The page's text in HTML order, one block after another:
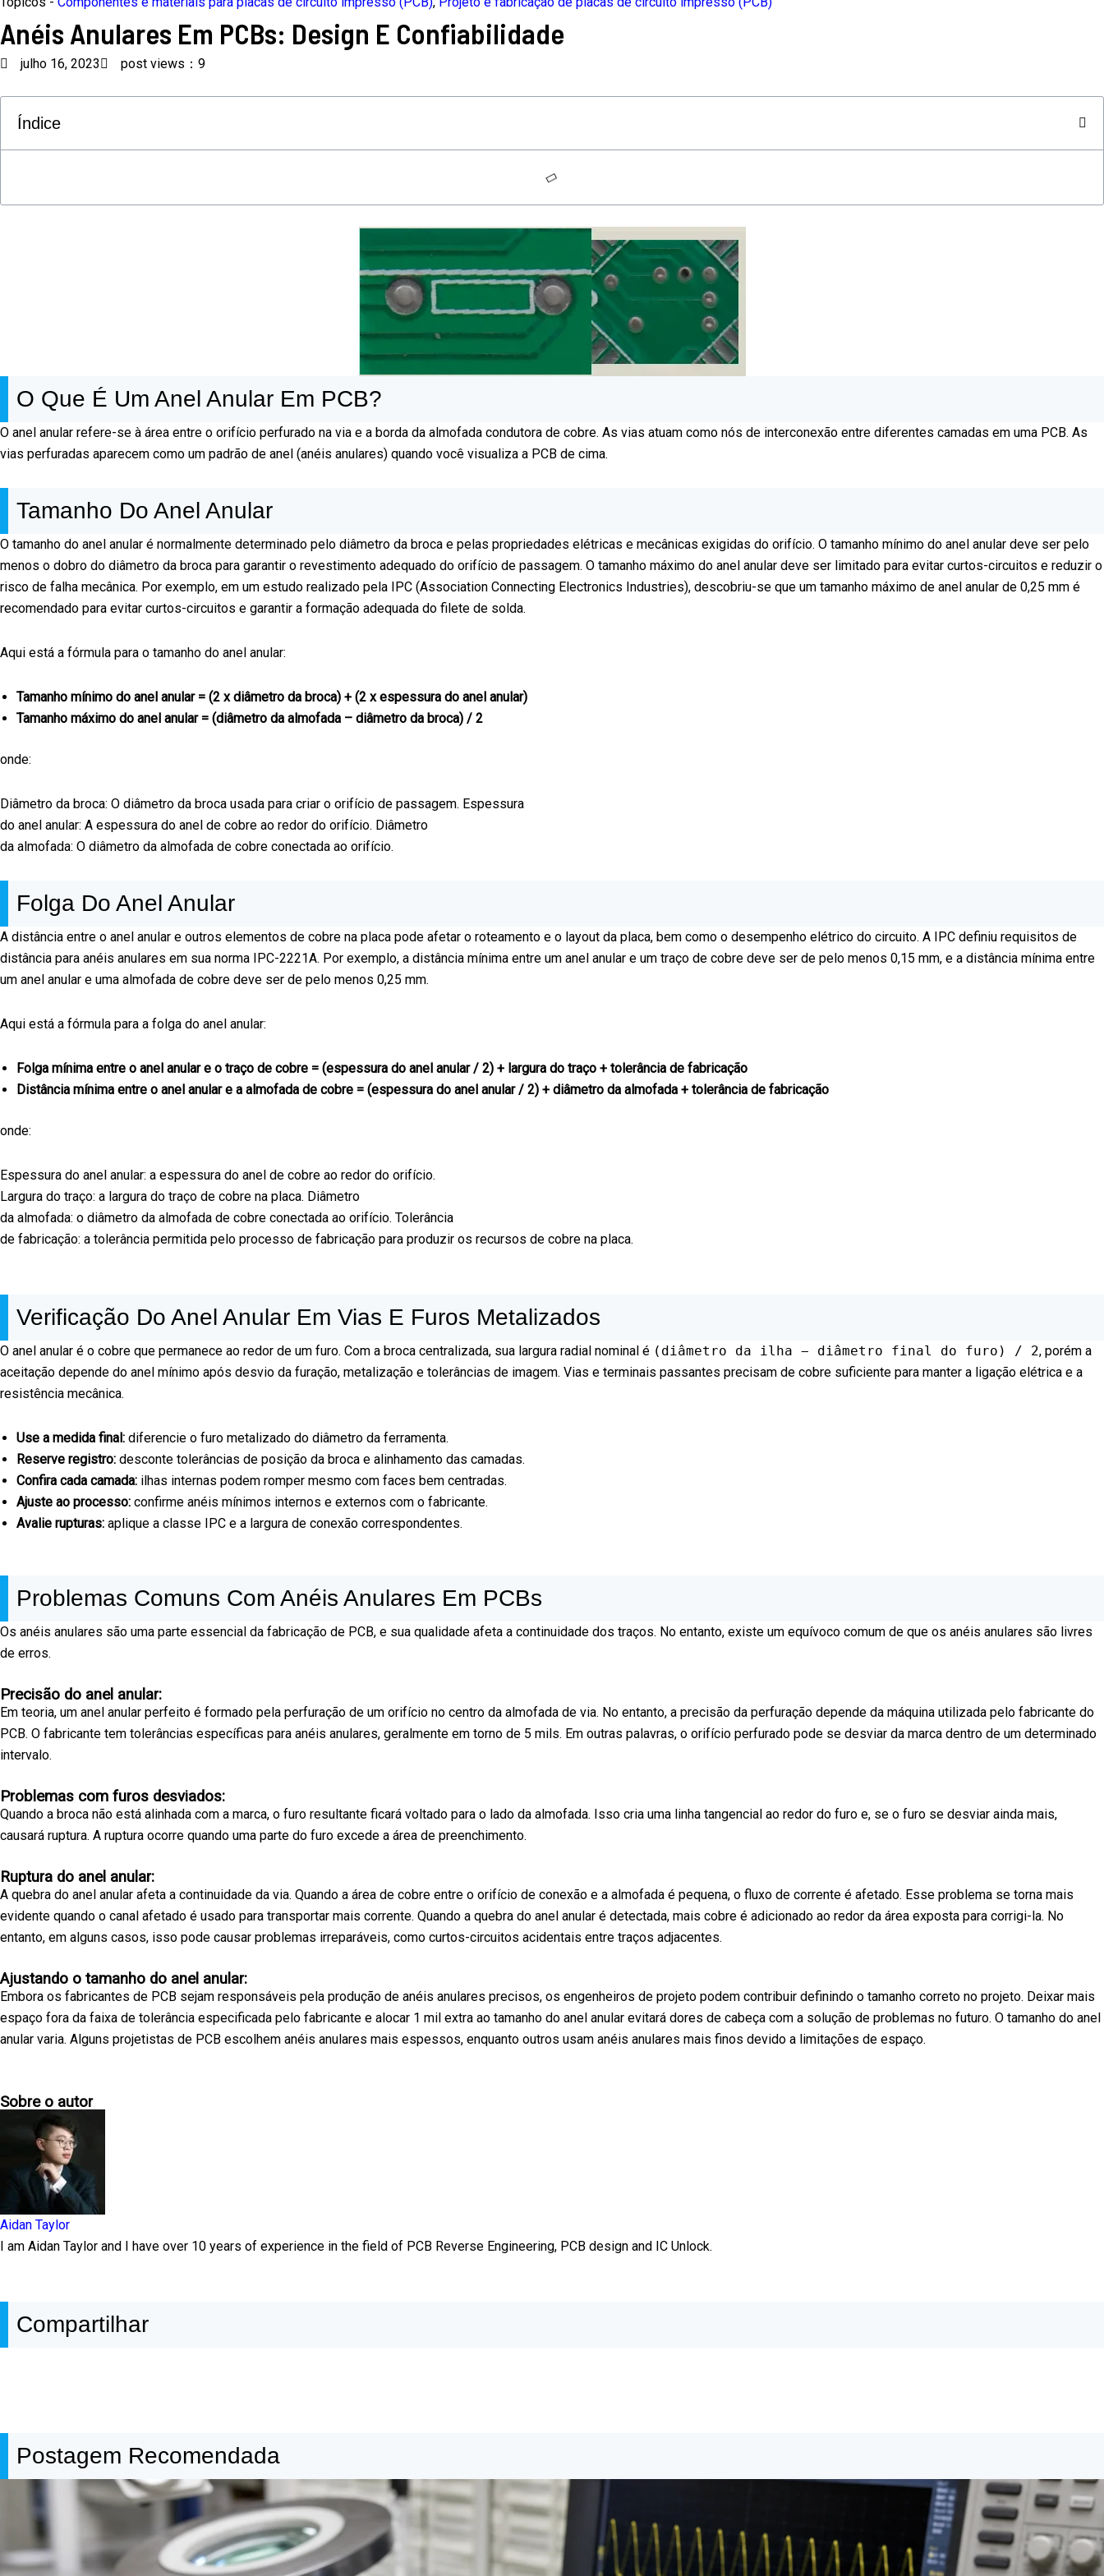
Anéis Anulares Em PCBs: Design E Confiabilidade
julho 16, 2023 post views：9
Índice
O Que É Um Anel Anular Em PCB?
O anel anular refere-se à área entre o orifício perfurado na via e a borda da almofada condutora de cobre. As vias atuam como nós de interconexão entre diferentes camadas em uma PCB. As
vias perfuradas aparecem como um padrão de anel (anéis anulares) quando você visualiza a PCB de cima.
Tamanho Do Anel Anular
O tamanho do anel anular é normalmente determinado pelo diâmetro da broca e pelas propriedades elétricas e mecânicas exigidas do orifício. O tamanho mínimo do anel anular deve ser pelo
menos o dobro do diâmetro da broca para garantir o revestimento adequado do orifício de passagem. O tamanho máximo do anel anular deve ser limitado para evitar curtos-circuitos e reduzir o
risco de falha mecânica. Por exemplo, em um estudo realizado pela IPC (Association Connecting Electronics Industries), descobriu-se que um tamanho máximo de anel anular de 0,25 mm é
recomendado para evitar curtos-circuitos e garantir a formação adequada do filete de solda.
Aqui está a fórmula para o tamanho do anel anular:
Tamanho mínimo do anel anular = (2 x diâmetro da broca) + (2 x espessura do anel anular)
Tamanho máximo do anel anular = (diâmetro da almofada – diâmetro da broca) / 2
onde:
Diâmetro da broca: O diâmetro da broca usada para criar o orifício de passagem. Espessura
do anel anular: A espessura do anel de cobre ao redor do orifício. Diâmetro
da almofada: O diâmetro da almofada de cobre conectada ao orifício.
Folga Do Anel Anular
A distância entre o anel anular e outros elementos de cobre na placa pode afetar o roteamento e o layout da placa, bem como o desempenho elétrico do circuito. A IPC definiu requisitos de
distância para anéis anulares em sua norma IPC-2221A. Por exemplo, a distância mínima entre um anel anular e um traço de cobre deve ser de pelo menos 0,15 mm, e a distância mínima entre
um anel anular e uma almofada de cobre deve ser de pelo menos 0,25 mm.
Aqui está a fórmula para a folga do anel anular:
Folga mínima entre o anel anular e o traço de cobre = (espessura do anel anular / 2) + largura do traço + tolerância de fabricação
Distância mínima entre o anel anular e a almofada de cobre = (espessura do anel anular / 2) + diâmetro da almofada + tolerância de fabricação
onde:
Espessura do anel anular: a espessura do anel de cobre ao redor do orifício.
Largura do traço: a largura do traço de cobre na placa. Diâmetro
da almofada: o diâmetro da almofada de cobre conectada ao orifício. Tolerância
de fabricação: a tolerância permitida pelo processo de fabricação para produzir os recursos de cobre na placa.
Verificação Do Anel Anular Em Vias E Furos Metalizados
O anel anular é o cobre que permanece ao redor de um furo. Com a broca centralizada, sua largura radial nominal é (diâmetro da ilha − diâmetro final do furo) / 2, porém a
aceitação depende do anel mínimo após desvio da furação, metalização e tolerâncias de imagem. Vias e terminais passantes precisam de cobre suficiente para manter a ligação elétrica e a
resistência mecânica.
Use a medida final: diferencie o furo metalizado do diâmetro da ferramenta.
Reserve registro: desconte tolerâncias de posição da broca e alinhamento das camadas.
Confira cada camada: ilhas internas podem romper mesmo com faces bem centradas.
Ajuste ao processo: confirme anéis mínimos internos e externos com o fabricante.
Avalie rupturas: aplique a classe IPC e a largura de conexão correspondentes.
Problemas Comuns Com Anéis Anulares Em PCBs
Os anéis anulares são uma parte essencial da fabricação de PCB, e sua qualidade afeta a continuidade dos traços. No entanto, existe um equívoco comum de que os anéis anulares são livres
de erros.
Precisão do anel anular:
Em teoria, um anel anular perfeito é formado pela perfuração de um orifício no centro da almofada de via. No entanto, a precisão da perfuração depende da máquina utilizada pelo fabricante do
PCB. O fabricante tem tolerâncias específicas para anéis anulares, geralmente em torno de 5 mils. Em outras palavras, o orifício perfurado pode se desviar da marca dentro de um determinado
intervalo.
Problemas com furos desviados:
Quando a broca não está alinhada com a marca, o furo resultante ficará voltado para o lado da almofada. Isso cria uma linha tangencial ao redor do furo e, se o furo se desviar ainda mais,
causará ruptura. A ruptura ocorre quando uma parte do furo excede a área de preenchimento.
Ruptura do anel anular:
A quebra do anel anular afeta a continuidade da via. Quando a área de cobre entre o orifício de conexão e a almofada é pequena, o fluxo de corrente é afetado. Esse problema se torna mais
evidente quando o canal afetado é usado para transportar mais corrente. Quando a quebra do anel anular é detectada, mais cobre é adicionado ao redor da área exposta para corrigi-la. No
entanto, em alguns casos, isso pode causar problemas irreparáveis, como curtos-circuitos acidentais entre traços adjacentes.
Ajustando o tamanho do anel anular:
Embora os fabricantes de PCB sejam responsáveis pela produção de anéis anulares precisos, os engenheiros de projeto podem contribuir definindo o tamanho correto no projeto. Deixar mais
espaço fora da faixa de tolerância especificada pelo fabricante e alocar 1 mil extra ao tamanho do anel anular evitará dores de cabeça com a solução de problemas no futuro. O tamanho do anel
anular varia. Alguns projetistas de PCB escolhem anéis anulares mais espessos, enquanto outros usam anéis anulares mais finos devido a limitações de espaço.
Sobre o autor
Aidan Taylor
I am Aidan Taylor and I have over 10 years of experience in the field of PCB Reverse Engineering, PCB design and IC Unlock.
Compartilhar
Postagem Recomendada